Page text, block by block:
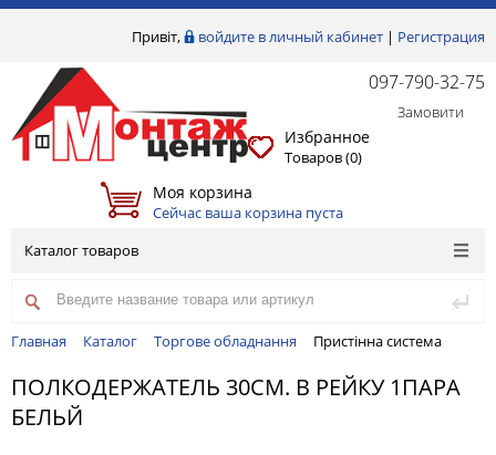
Привіт, войдите в личный кабинет | Регистрация
097-790-32-75
Замовити
Избранное
Товаров (0)
Моя корзина
Сейчас ваша корзина пуста
Каталог товаров
Главная Каталог Торгове обладнання Пристінна система
ПОЛКОДЕРЖАТЕЛЬ 30СМ. В РЕЙКУ 1ПАРА
БЕЛЬЙ